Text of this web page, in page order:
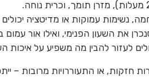
נשימות עמוקות או מדיטציה יכולים
את השעון הפנימי, ואילו אור
לעזור להבין מה משפיע על איכות
חזקות, או התעוררויות מרובות –